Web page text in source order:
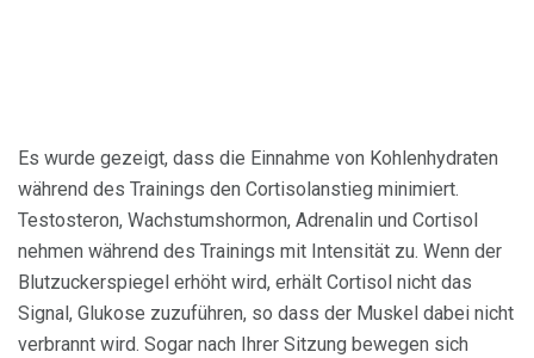
Es wurde gezeigt, dass die Einnahme von Kohlenhydraten
während des Trainings den Cortisolanstieg minimiert.
Testosteron, Wachstumshormon, Adrenalin und Cortisol
nehmen während des Trainings mit Intensität zu. Wenn der
Blutzuckerspiegel erhöht wird, erhält Cortisol nicht das
Signal, Glukose zuzuführen, so dass der Muskel dabei nicht
verbrannt wird. Sogar nach Ihrer Sitzung bewegen sich